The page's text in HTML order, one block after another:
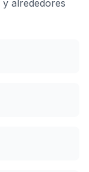
y alrededores